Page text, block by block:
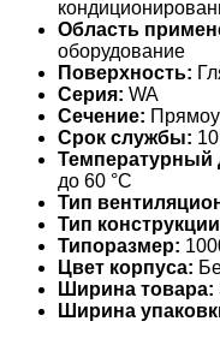
Область
оборудование
Поверхность:
Серия: WA
Сечение:
Срок службы:
Температурный
до 60 °С
Тип
Тип
Типоразмер:
Цвет корпуса:
Ширина товара:
Ширина